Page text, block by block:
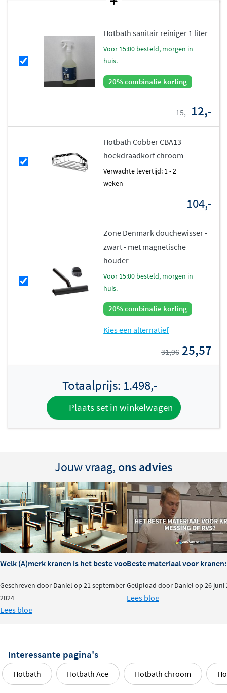
Hotbath sanitair reiniger 1 liter
voor 15:00 besteld, morgen in
huis.
20% combinatie korting
15,- 12,-
Hotbath Cobber CBA13
hoekdraadkorf chroom
Verwachte levertijd: 1 - 2
weken
104,-
Zone Denmark douchewisser -
zwart - met magnetische
houder
voor 15:00 besteld, morgen in
huis.
20% combinatie korting
Kies een alternatief
31,96 25,57
Totaalprijs: 1.498,-
Plaats set in winkelwagen
Jouw vraag, ons advies
Welk (A)merk kranen is het beste voor je badkamer?
Geschreven door Daniel op 21 september
2024
Lees blog
Beste materiaal voor kranen:
Geüpload door Daniel op 26 juni
Lees blog
Interessante pagina's
Hotbath Hotbath Ace Hotbath chroom